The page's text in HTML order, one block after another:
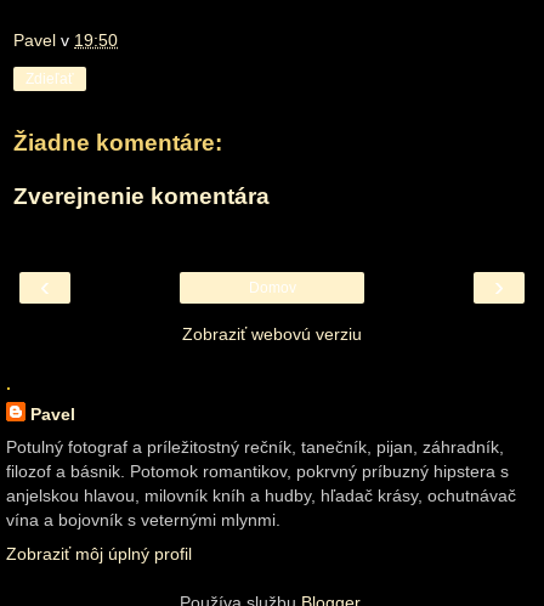
Pavel v 19:50
Zdieľať
Žiadne komentáre:
Zverejnenie komentára
‹ ›
Domov
Zobraziť webovú verziu
.
Pavel
Potulný fotograf a príležitostný rečník, tanečník, pijan, záhradník,
filozof a básnik. Potomok romantikov, pokrvný príbuzný hipstera s
anjelskou hlavou, milovník kníh a hudby, hľadač krásy, ochutnávač
vína a bojovník s veternými mlynmi.
Zobraziť môj úplný profil
Používa službu Blogger.